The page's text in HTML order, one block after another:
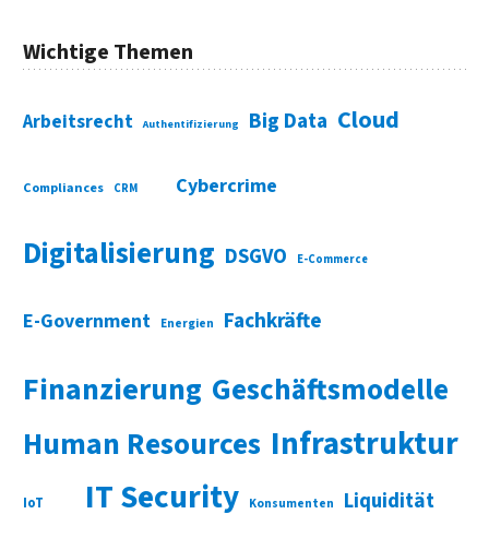
Wichtige Themen
Arbeitsrecht Authentifizierung Big Data Cloud
Compliances CRM Cybercrime
Digitalisierung DSGVO E-Commerce
E-Government Energien Fachkräfte
Finanzierung Geschäftsmodelle
Human Resources Infrastruktur
IoT IT Security Konsumenten Liquidität